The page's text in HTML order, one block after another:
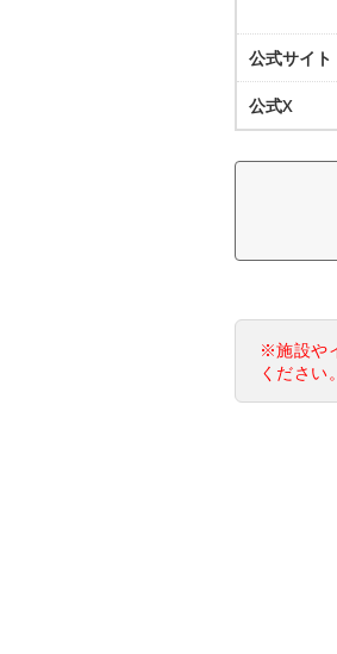
公式サイト
公式X
※施設や
ください。